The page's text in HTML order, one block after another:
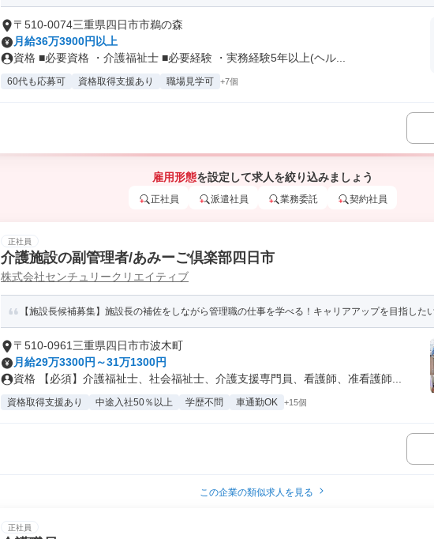
〒510-0074三重県四日市市鵜の森
月給36万3900円以上
資格 ■必要資格 ・介護福祉士 ■必要経験 ・実務経験5年以上(ヘル...
60代も応募可 資格取得支援あり 職場見学可 +7個
雇用形態を設定して求人を絞り込みましょう
正社員 派遣社員 業務委託 契約社員
正社員
介護施設の副管理者/あみーご倶楽部四日市
株式会社センチュリークリエイティブ
【施設長候補募集】施設長の補佐をしながら管理職の仕事を学べる！キャリアアップを目指した
〒510-0961三重県四日市市波木町
月給29万3300円～31万1300円
資格 【必須】介護福祉士、社会福祉士、介護支援専門員、看護師、准看護師...
資格取得支援あり 中途入社50％以上 学歴不問 車通勤OK +15個
この企業の類似求人を見る
正社員